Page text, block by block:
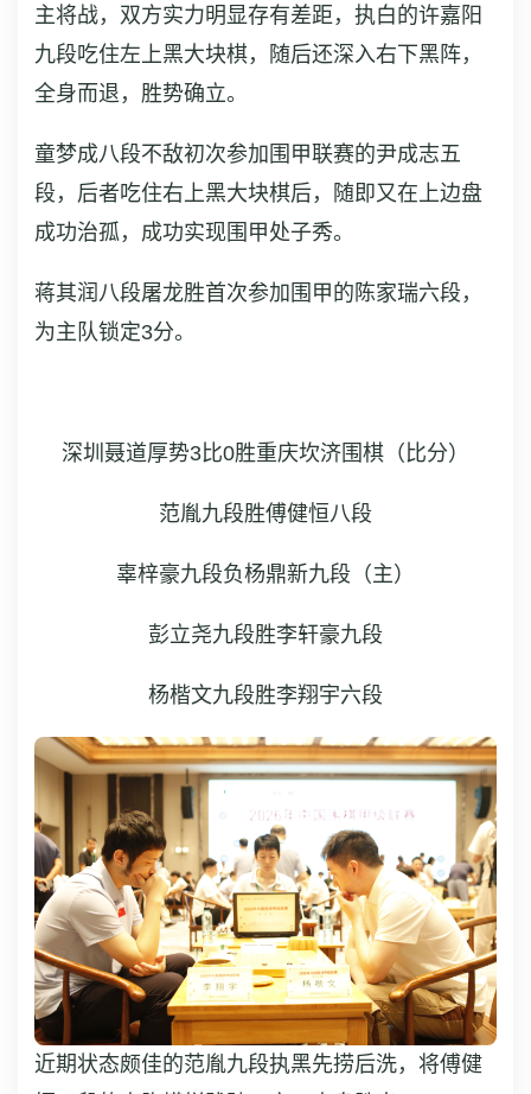
主将战，双方实力明显存有差距，执白的许嘉阳
九段吃住左上黑大块棋，随后还深入右下黑阵，
全身而退，胜势确立。
童梦成八段不敌初次参加围甲联赛的尹成志五
段，后者吃住右上黑大块棋后，随即又在上边盘
成功治孤，成功实现围甲处子秀。
蒋其润八段屠龙胜首次参加围甲的陈家瑞六段，
为主队锁定3分。
深圳聂道厚势3比0胜重庆坎济围棋 （比分）
范胤九段胜傅健恒八段
辜梓豪九段负杨鼎新九段（主）
彭立尧九段胜李轩豪九段
杨楷文九段胜李翔宇六段
近期状态颇佳的范胤九段执黑先捞后洗，将傅健